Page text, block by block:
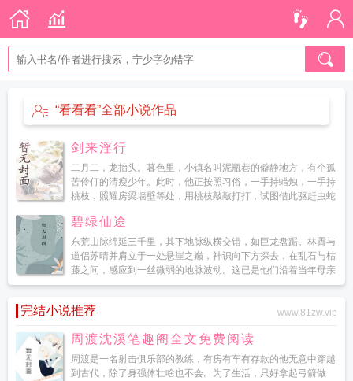
“看看看”全部小说作品
剑来淫行
二月二，龙抬头。暮色里，小镇名叫泥瓶巷的僻静地方，有个孤
苦伶仃的清瘦少年。此时，他正按照习俗，一手持蜡烛，一手持
桃枝，照耀房梁墙壁等处，用桃枝敲敲打打，试图借此驱赶虫蛇
碧绿仙途
东荒山脉绵延三千里，其下地脉纵横交错，如巨龙盘踞。林霄与
道侣苏晴并肩立于一处悬崖之巅，神识向下方探去，在乱石与枯
藤之间，感应到一丝微弱的地脉波动。这已是他们沿着当年母亲
柳青鸾催动的地脉传送阵遗迹，进行的第七次探查。这里的地脉
完结小说推荐 www.81zw.vip
周渡沈溪笔趣阁全文免费阅读
周渡是一名射击俱乐部的教练，有房有车有存款的他无意中穿越
到古代，除了身强体壮啥也不会。为了生活，只好拿起弓箭做